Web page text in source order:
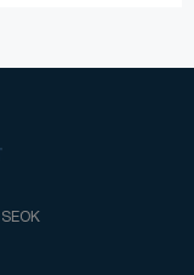
SEOK